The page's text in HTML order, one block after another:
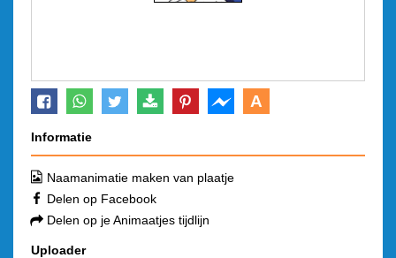
A
Informatie
Naamanimatie maken van plaatje
Delen op Facebook
Delen op je Animaatjes tijdlijn
Uploader